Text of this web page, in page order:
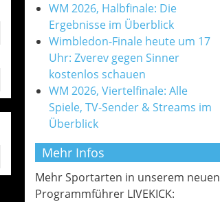
WM 2026, Halbfinale: Die
Ergebnisse im Überblick
Wimbledon-Finale heute um 17
Uhr: Zverev gegen Sinner
kostenlos schauen
WM 2026, Viertelfinale: Alle
Spiele, TV-Sender & Streams im
Überblick
Mehr Infos
Mehr Sportarten in unserem neuen
Programmführer LIVEKICK: